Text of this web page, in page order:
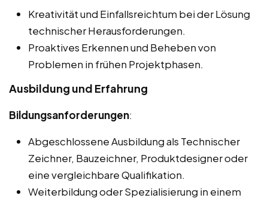
Kreativität und Einfallsreichtum bei der Lösung
technischer Herausforderungen.
Proaktives Erkennen und Beheben von
Problemen in frühen Projektphasen.
Ausbildung und Erfahrung
Bildungsanforderungen:
Abgeschlossene Ausbildung als Technischer
Zeichner, Bauzeichner, Produktdesigner oder
eine vergleichbare Qualifikation.
Weiterbildung oder Spezialisierung in einem